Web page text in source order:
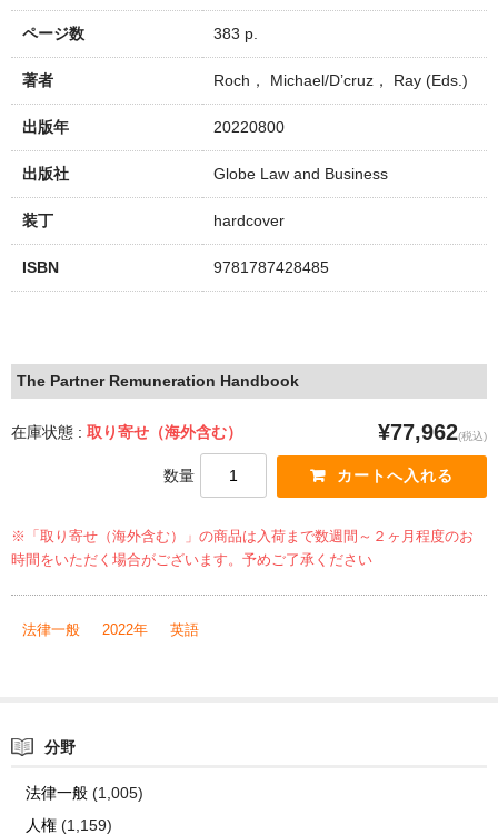
ページ数 383 p.
著者 Roch， Michael/D’cruz， Ray (Eds.)
出版年 20220800
出版社 Globe Law and Business
装丁 hardcover
ISBN 9781787428485
The Partner Remuneration Handbook
在庫状態 : 取り寄せ（海外含む） ¥77,962(税込)
数量
※「取り寄せ（海外含む）」の商品は入荷まで数週間～２ヶ月程度のお
時間をいただく場合がございます。予めご了承ください
法律一般 2022年 英語
分野
法律一般(1,005)
人権(1,159)